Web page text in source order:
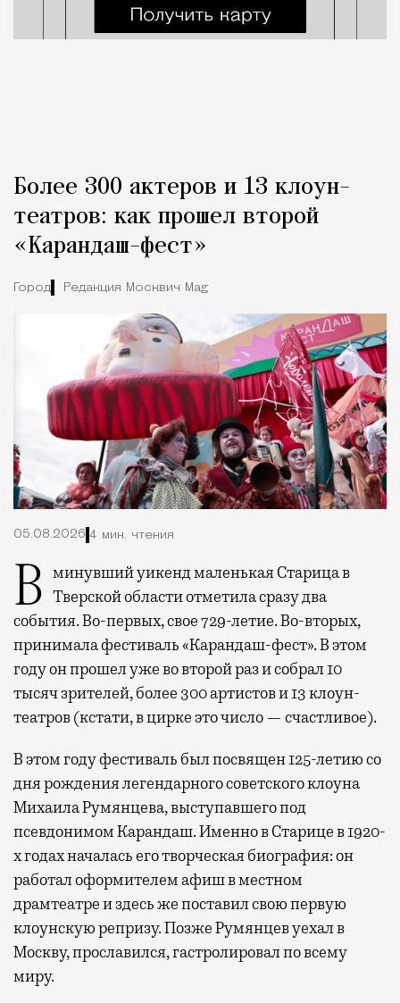
Более 300 актеров и 13 клоун-
театров: как прошел второй
«Карандаш-фест»
Город Редакция Москвич Mag
05.08.2026 4 мин. чтения
В минувший уикенд маленькая Старица в Тверской области отметила сразу два
события. Во-первых, свое 729-летие. Во-вторых,
принимала фестиваль «Карандаш-фест». В этом
году он прошел уже во второй раз и собрал 10
тысяч зрителей, более 300 артистов и 13 клоун-
театров (кстати, в цирке это число — счастливое).
В этом году фестиваль был посвящен 125-летию со
дня рождения легендарного советского клоуна
Михаила Румянцева, выступавшего под
псевдонимом Карандаш. Именно в Старице в 1920-
х годах началась его творческая биография: он
работал оформителем афиш в местном
драмтеатре и здесь же поставил свою первую
клоунскую репризу. Позже Румянцев уехал в
Москву, прославился, гастролировал по всему
миру.